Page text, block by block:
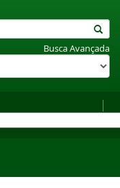
Busca Avançada